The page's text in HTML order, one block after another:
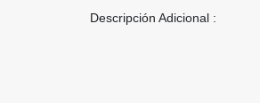
Descripción Adicional :